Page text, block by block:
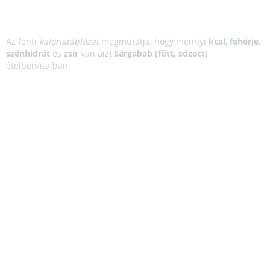
Az fenti kalóriatáblázatmegmutatja, hogy mennyi kcal, fehérje,
szénhidrát és zsír van a(z) Sárgabab (főtt, sózott)
ételben/italban.